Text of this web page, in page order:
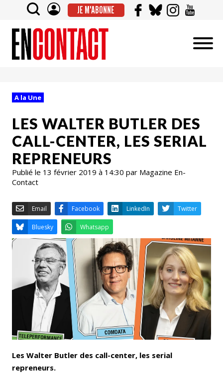
JE M'ABONNE
A la Une
LES WALTER BUTLER DES
CALL-CENTER, LES SERIAL
REPRENEURS
Publié le 13 février 2019 à 14:30 par Magazine En-
Contact
Email Facebook LinkedIn
Bluesky Whatsapp
Les Walter Butler des call-center, les serial
repreneurs.